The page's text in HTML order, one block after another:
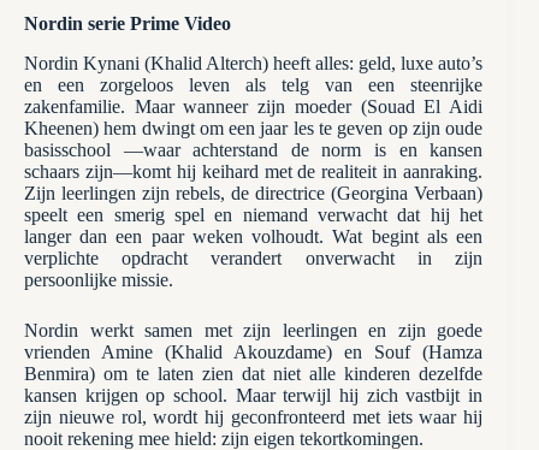
Nordin serie Prime Video
Nordin Kynani (Khalid Alterch) heeft alles: geld, luxe auto’s
en een zorgeloos leven als telg van een steenrijke
zakenfamilie. Maar wanneer zijn moeder (Souad El Aidi
Kheenen) hem dwingt om een jaar les te geven op zijn oude
basisschool —waar achterstand de norm is en kansen
schaars zijn—komt hij keihard met de realiteit in aanraking.
Zijn leerlingen zijn rebels, de directrice (Georgina Verbaan)
speelt een smerig spel en niemand verwacht dat hij het
langer dan een paar weken volhoudt. Wat begint als een
verplichte opdracht verandert onverwacht in zijn
persoonlijke missie.
Nordin werkt samen met zijn leerlingen en zijn goede
vrienden Amine (Khalid Akouzdame) en Souf (Hamza
Benmira) om te laten zien dat niet alle kinderen dezelfde
kansen krijgen op school. Maar terwijl hij zich vastbijt in
zijn nieuwe rol, wordt hij geconfronteerd met iets waar hij
nooit rekening mee hield: zijn eigen tekortkomingen.